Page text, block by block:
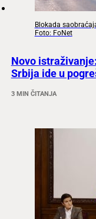
Blokada
Foto: FoNet
Novo
Srbija ide u
3 MIN ČITANJA